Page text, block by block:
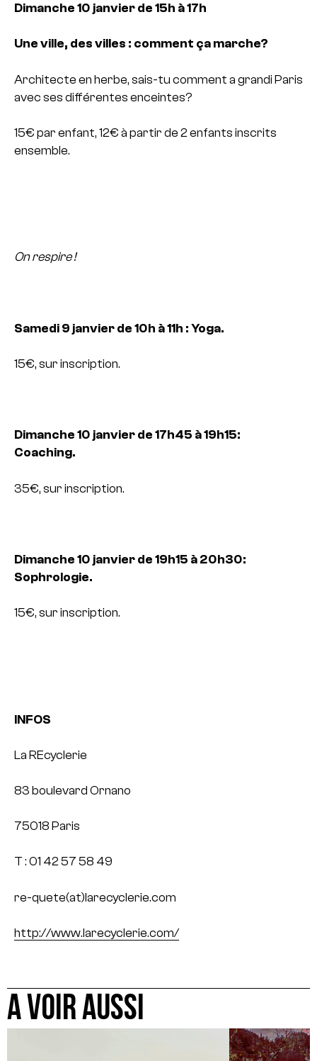
Dimanche 10 janvier de 15h à 17h
Une ville, des villes : comment ça marche?
Architecte en herbe, sais-tu comment a grandi Paris
avec ses différentes enceintes?
15€ par enfant, 12€ à partir de 2 enfants inscrits
ensemble.
On respire !
Samedi 9 janvier de 10h à 11h : Yoga.
15€, sur inscription.
Dimanche 10 janvier de 17h45 à 19h15:
Coaching.
35€, sur inscription.
Dimanche 10 janvier de 19h15 à 20h30:
Sophrologie.
15€, sur inscription.
INFOS
La REcyclerie
83 boulevard Ornano
75018 Paris
T : 01 42 57 58 49
re-quete(at)larecyclerie.com
http://www.larecyclerie.com/
A VOIR AUSSI